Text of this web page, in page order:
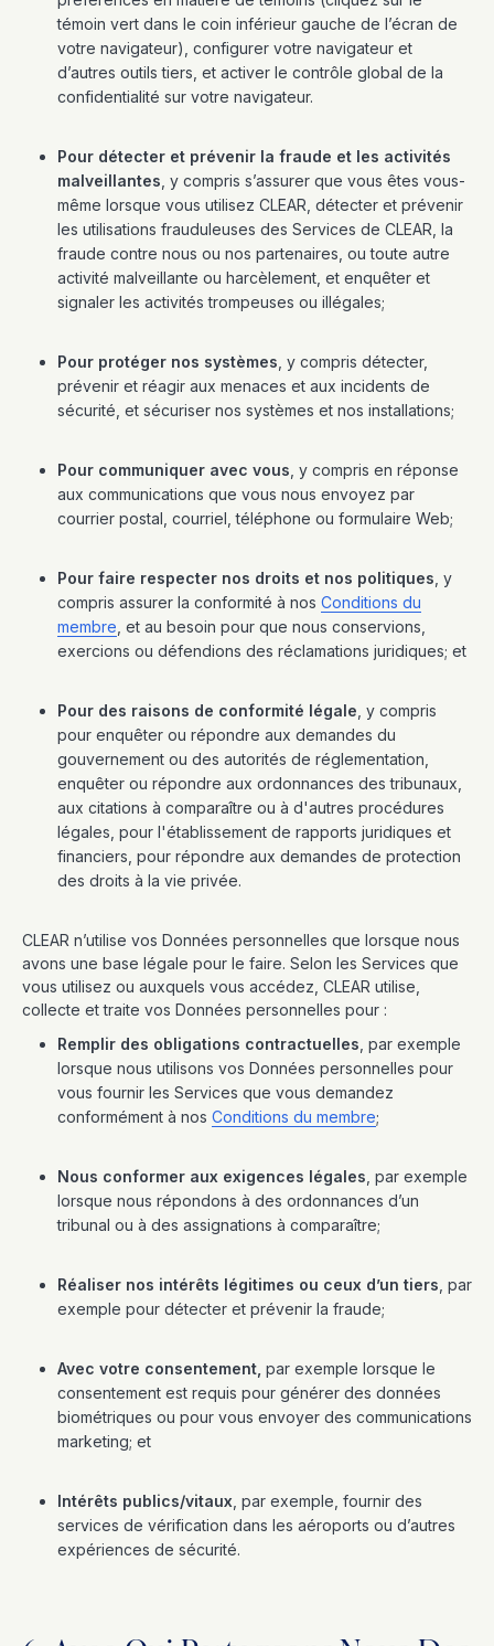
témoin vert dans le coin inférieur gauche de l’écran de
votre navigateur), configurer votre navigateur et
d’autres outils tiers, et activer le contrôle global de la
confidentialité sur votre navigateur.
Pour détecter et prévenir la fraude et les activités
malveillantes , y compris s’assurer que vous êtes vous-
même lorsque vous utilisez CLEAR, détecter et prévenir
les utilisations frauduleuses des Services de CLEAR, la
fraude contre nous ou nos partenaires, ou toute autre
activité malveillante ou harcèlement, et enquêter et
signaler les activités trompeuses ou illégales;
Pour protéger nos systèmes , y compris détecter,
prévenir et réagir aux menaces et aux incidents de
sécurité, et sécuriser nos systèmes et nos installations;
Pour communiquer avec vous , y compris en réponse
aux communications que vous nous envoyez par
courrier postal, courriel, téléphone ou formulaire Web;
Pour faire respecter nos droits et nos politiques , y
compris assurer la conformité à nos Conditions du
membre , et au besoin pour que nous conservions,
exercions ou défendions des réclamations juridiques; et
Pour des raisons de conformité légale , y compris
pour enquêter ou répondre aux demandes du
gouvernement ou des autorités de réglementation,
enquêter ou répondre aux ordonnances des tribunaux,
aux citations à comparaître ou à d'autres procédures
légales, pour l'établissement de rapports juridiques et
financiers, pour répondre aux demandes de protection
des droits à la vie privée.
CLEAR n’utilise vos Données personnelles que lorsque nous
avons une base légale pour le faire. Selon les Services que
vous utilisez ou auxquels vous accédez, CLEAR utilise,
collecte et traite vos Données personnelles pour :
Remplir des obligations contractuelles , par exemple
lorsque nous utilisons vos Données personnelles pour
vous fournir les Services que vous demandez
conformément à nos Conditions du membre;
Nous conformer aux exigences légales , par exemple
lorsque nous répondons à des ordonnances d’un
tribunal ou à des assignations à comparaître;
Réaliser nos intérêts légitimes ou ceux d’un tiers , par
exemple pour détecter et prévenir la fraude;
Avec votre consentement, par exemple lorsque le
consentement est requis pour générer des données
biométriques ou pour vous envoyer des communications
marketing; et
Intérêts publics/vitaux , par exemple, fournir des
services de vérification dans les aéroports ou d’autres
expériences de sécurité.